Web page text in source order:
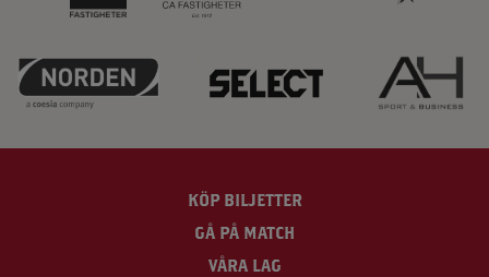
KÖP BILJETTER
GÅ PÅ MATCH
VÅRA LAG